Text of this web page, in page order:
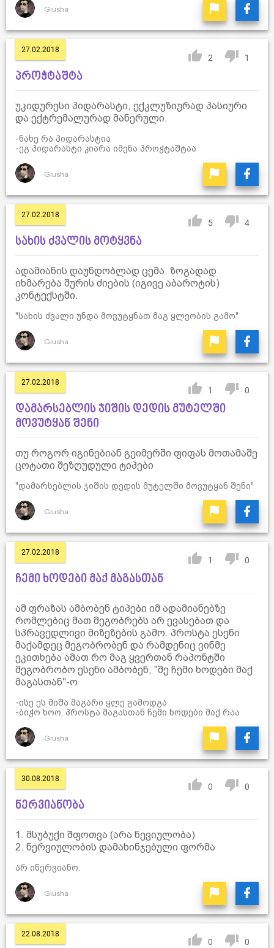
Giusha
27.02.2018
2 1
პროჭტაშტა
უკიდურესი პიდარასტი, ექკლუზიურად პასიური
და ექტრემალურად მანერული.
-ნახე რა პიდარასტია
-ეგ პიდარასტი კიარა იმენა პროჭტაშტაა
Giusha
27.02.2018
5 4
სახის ძვალის მოტყვნა
ადამიანის დაუნდობლად ცემა. ზოგადად
იხმარება შურის ძიების (იგივე აბაროტის)
კონტექსტში.
"სახის ძვალი უნდა მოვუტყნათ მაგ ყლეობის გამო"
Giusha
27.02.2018
1 0
დამარსებლის ჯიშის დედის მუტელში
მოვუტყან შენი
თუ როგორ იგინებიან გეიმერში ფიფას მოთამაშე
ცოტათი შეზღუდული ტიპები
"დამარსებლის ჯიშის დედის მუტელში მოვუტყან შენი"
Giusha
27.02.2018
1 0
ჩემი ხოდები მაქ მაგასთან
ამ ფრაზას ამბობენ ტიპები იმ ადამიანებზე
რომლებიც მათ მეგობრებს არ ევასებათ და
სპრავედლივი მიზეზების გამო. პროსტა ესენი
მაქამდეც მეგობრობენ და რამდენიც ვინმე
ეკითხება ამათ რო მაგ ყვერთან რაპონტში
მეგობრობო ესენი ამბობენ, "მე ჩემი ხოდები მაქ
მაგასთან"-ო
-ისე ეს მიშა მაგარი ყლე გამოდგა
-ბიჭო ხოო, პროსტა მაგასთან ჩემი ხოდები მაქ რაა
Giusha
30.08.2018
0 0
ნერვიანობა
1. მსუბუქი შფოთვა (არა ნევიულობა)
2. ნერვიულობის დამახინჯებული ფორმა
არ ინერვიანო.
Giusha
22.08.2018
0 0